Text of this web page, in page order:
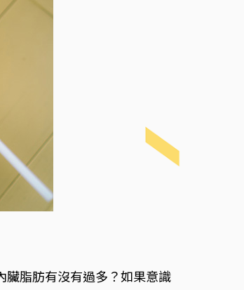
臟脂肪有沒有過多？如果意識